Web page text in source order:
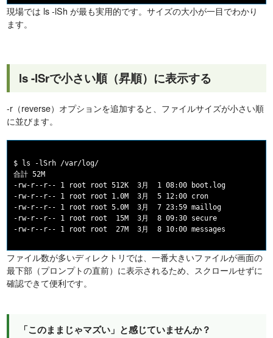
現場では ls -lSh が最も実用的です。サイズの大小が一目でわかり
ます。
ls -lSrで小さい順（昇順）に表示する
-r（reverse）オプションを追加すると、ファイルサイズが小さい順
に並びます。
$ ls -lSrh /var/log/
合計 52M
-rw-r--r-- 1 root root 512K  3月  1 08:00 boot.log
-rw-r--r-- 1 root root 1.0M  3月  5 12:00 cron
-rw-r--r-- 1 root root 5.0M  3月  7 23:59 maillog
-rw-r--r-- 1 root root  15M  3月  8 09:30 secure
ファイル数が多いディレクトリでは、一番大きいファイルが画面の
最下部（プロンプトの直前）に表示されるため、スクロールせずに
確認できて便利です。
「このままじゃマズい」と感じていませんか？